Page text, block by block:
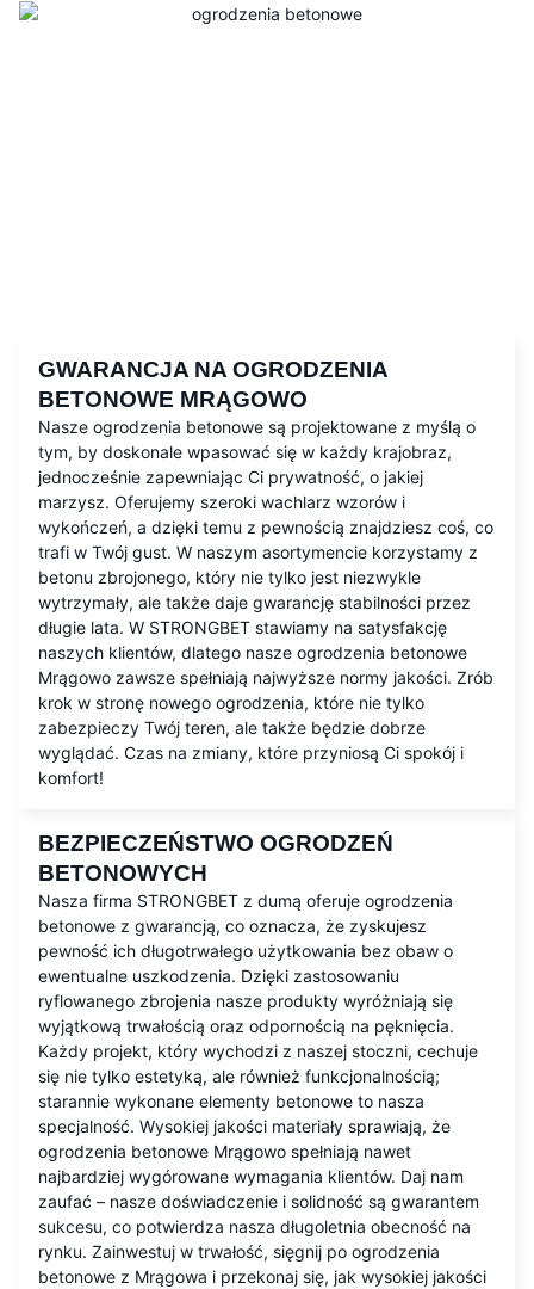
GWARANCJA NA OGRODZENIA
BETONOWE MRĄGOWO
Nasze ogrodzenia betonowe są projektowane z myślą o
tym, by doskonale wpasować się w każdy krajobraz,
jednocześnie zapewniając Ci prywatność, o jakiej
marzysz. Oferujemy szeroki wachlarz wzorów i
wykończeń, a dzięki temu z pewnością znajdziesz coś, co
trafi w Twój gust. W naszym asortymencie korzystamy z
betonu zbrojonego, który nie tylko jest niezwykle
wytrzymały, ale także daje gwarancję stabilności przez
długie lata. W STRONGBET stawiamy na satysfakcję
naszych klientów, dlatego nasze ogrodzenia betonowe
Mrągowo zawsze spełniają najwyższe normy jakości. Zrób
krok w stronę nowego ogrodzenia, które nie tylko
zabezpieczy Twój teren, ale także będzie dobrze
wyglądać. Czas na zmiany, które przyniosą Ci spokój i
komfort!
BEZPIECZEŃSTWO OGRODZEŃ
BETONOWYCH
Nasza firma STRONGBET z dumą oferuje ogrodzenia
betonowe z gwarancją, co oznacza, że zyskujesz
pewność ich długotrwałego użytkowania bez obaw o
ewentualne uszkodzenia. Dzięki zastosowaniu
ryflowanego zbrojenia nasze produkty wyróżniają się
wyjątkową trwałością oraz odpornością na pęknięcia.
Każdy projekt, który wychodzi z naszej stoczni, cechuje
się nie tylko estetyką, ale również funkcjonalnością;
starannie wykonane elementy betonowe to nasza
specjalność. Wysokiej jakości materiały sprawiają, że
ogrodzenia betonowe Mrągowo spełniają nawet
najbardziej wygórowane wymagania klientów. Daj nam
zaufać – nasze doświadczenie i solidność są gwarantem
sukcesu, co potwierdza nasza długoletnia obecność na
rynku. Zainwestuj w trwałość, sięgnij po ogrodzenia
betonowe z Mrągowa i przekonaj się, jak wysokiej jakości